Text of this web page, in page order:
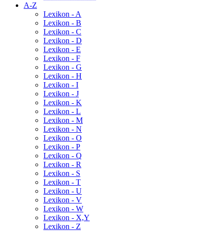
A-Z
Lexikon - A
Lexikon - B
Lexikon - C
Lexikon - D
Lexikon - E
Lexikon - F
Lexikon - G
Lexikon - H
Lexikon - I
Lexikon - J
Lexikon - K
Lexikon - L
Lexikon - M
Lexikon - N
Lexikon - O
Lexikon - P
Lexikon - Q
Lexikon - R
Lexikon - S
Lexikon - T
Lexikon - U
Lexikon - V
Lexikon - W
Lexikon - X,Y
Lexikon - Z